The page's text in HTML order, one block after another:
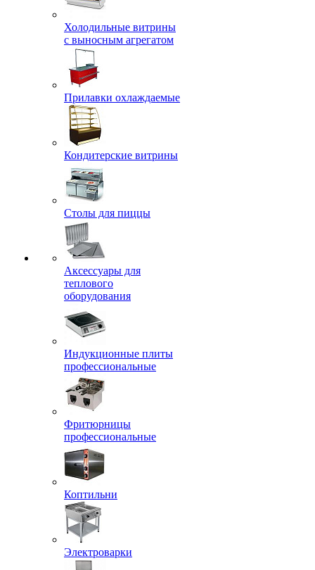
Холодильные витрины
с выносным агрегатом
Прилавки охлаждаемые
Кондитерские витрины
Столы для пиццы
Аксессуары для
теплового
оборудования
Индукционные плиты
профессиональные
Фритюрницы
профессиональные
Коптильни
Электроварки